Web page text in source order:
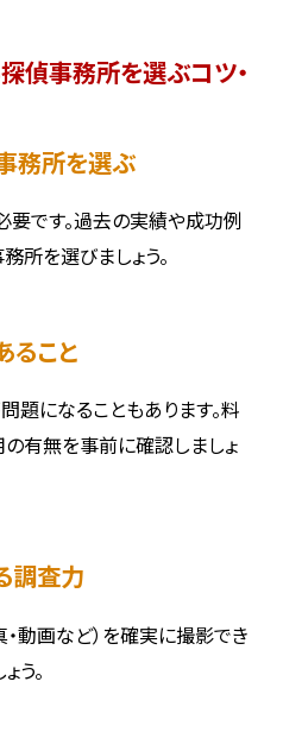
偵事務所を選ぶコツ・
務所を選ぶ
です。過去の実績や成功例
所を選びましょう。
ること
になることもあります。料
有無を事前に確認しましょ
調査力
動画など）を確実に撮影でき
う。